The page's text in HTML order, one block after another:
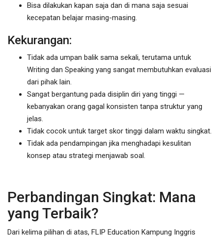
Bisa dilakukan kapan saja dan di mana saja sesuai
kecepatan belajar masing-masing.
Kekurangan:
Tidak ada umpan balik sama sekali, terutama untuk
Writing dan Speaking yang sangat membutuhkan evaluasi
dari pihak lain.
Sangat bergantung pada disiplin diri yang tinggi —
kebanyakan orang gagal konsisten tanpa struktur yang
jelas.
Tidak cocok untuk target skor tinggi dalam waktu singkat.
Tidak ada pendampingan jika menghadapi kesulitan
konsep atau strategi menjawab soal.
Perbandingan Singkat: Mana
yang Terbaik?
Dari kelima pilihan di atas, FLIP Education Kampung Inggris